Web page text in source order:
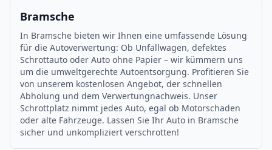
Bramsche
In Bramsche bieten wir Ihnen eine umfassende Lösung
für die Autoverwertung: Ob Unfallwagen, defektes
Schrottauto oder Auto ohne Papier – wir kümmern uns
um die umweltgerechte Autoentsorgung. Profitieren Sie
von unserem kostenlosen Angebot, der schnellen
Abholung und dem Verwertungnachweis. Unser
Schrottplatz nimmt jedes Auto, egal ob Motorschaden
oder alte Fahrzeuge. Lassen Sie Ihr Auto in Bramsche
sicher und unkompliziert verschrotten!